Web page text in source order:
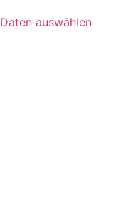
Daten auswählen